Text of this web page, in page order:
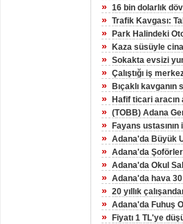
» 16 bin dolarlık
» Trafik Kavgası:
» Park Halindeki
» Kaza süsüyle
» Sokakta evsizi
» Çalıştığı iş
» Bıçaklı
» Hafif ticari aracın
» (TOBB) Adana
» Fayans
» Adana'da Büyük
» Adana'da
» Adana'da Okul
» Adana'da hava
» 20 yıllık
» Adana'da Fuhuş
» Fiyatı 1 TL'ye